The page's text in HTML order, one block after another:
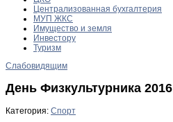
Централизованная бухгалтерия
МУП ЖКС
Имущество и земля
Инвестору
Туризм
Слабовидящим
День Физкультурника 2016
Категория: Спорт